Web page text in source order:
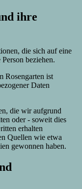
ihre
die sich auf eine
beziehen.
Rosengarten ist
Daten
die wir aufgrund
oder - soweit dies
erhalten
Quellen wie etwa
gewonnen haben.